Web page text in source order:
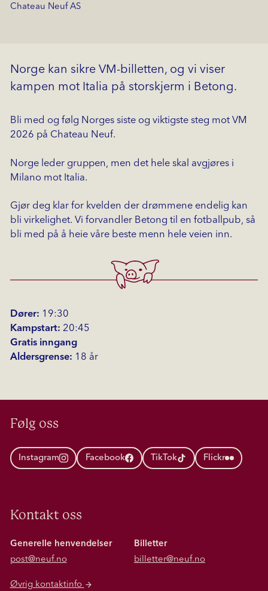
Chateau Neuf AS
Norge kan sikre VM-billetten, og vi viser
kampen mot Italia på storskjerm i Betong.
Bli med og følg Norges siste og viktigste steg mot VM
2026 på Chateau Neuf.
Norge leder gruppen, men det hele skal avgjøres i
Milano mot Italia.
Gjør deg klar for kvelden der drømmene endelig kan
bli virkelighet. Vi forvandler Betong til en fotballpub, så
bli med på å heie våre beste menn hele veien inn.
Dører: 19:30
Kampstart: 20:45
Gratis inngang
Aldersgrense: 18 år
Følg oss
Instagram Facebook TikTok Flickr
Kontakt oss
Generelle henvendelser
post@neuf.no
Billetter
billetter@neuf.no
Øvrig kontaktinfo